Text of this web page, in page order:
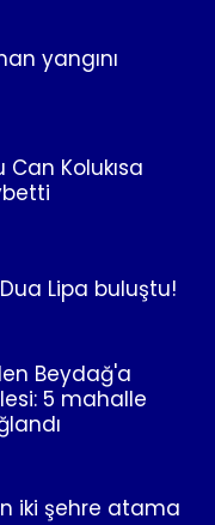
yangını
Kolukısa
Lipa buluştu!
Beydağ'a
5 mahalle
iki şehre atama